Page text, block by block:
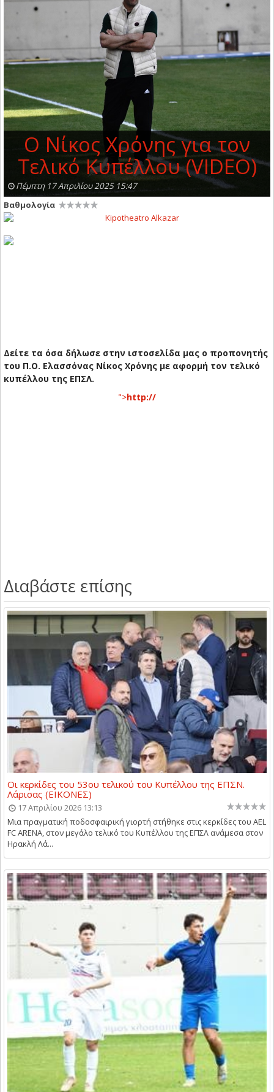
Ο Νίκος Χρόνης για τον
Τελικό Κυπέλλου (VIDEO)
Πέμπτη 17 Απριλίου 2025 15:47
Βαθμολογία
Δείτε τα όσα δήλωσε στην ιστοσελίδα μας ο προπονητής
του Π.Ο. Ελασσόνας Νίκος Χρόνης με αφορμή τον τελικό
κυπέλλου της ΕΠΣΛ.
">http://
Διαβάστε επίσης
Οι κερκίδες του 53ου τελικού του Κυπέλλου της ΕΠΣΝ.
Λάρισας (ΕΙΚΟΝΕΣ)
17 Απριλίου 2026 13:13
Μια πραγματική ποδοσφαιρική γιορτή στήθηκε στις κερκίδες του AEL
FC ARENA, στον μεγάλο τελικό του Κυπέλλου της ΕΠΣΛ ανάμεσα στον
Ηρακλή Λά...